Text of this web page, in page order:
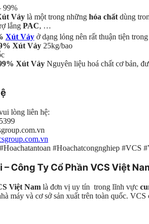
99%
Vảy là một trong những hóa chất dùng
lắng PAC, …
Xút Vảy ở dạng lỏng nên rất thuận tiện
Xút Vảy 25kg/bao
Xút Vảy Nguyên liệu hoá chất cơ bản,
lòng liên hệ:
#Hoachatcongnghiep #VCS
– Công Ty Cổ Phần VCS Việt
Việt Nam là đơn vị uy tín trong lĩnh vực
máy và cơ sở sản xuất trên toàn quốc.